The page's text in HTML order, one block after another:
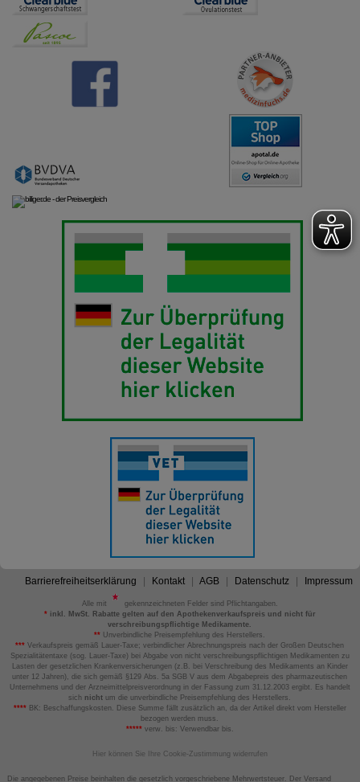
Barrierefreiheitserklärung Kontakt AGB Datenschutz Impressum
Alle mit
gekennzeichneten Felder sind Pflichtangaben.
*inkl. MwSt. Rabatte gelten auf den Apothekenverkaufspreis und nicht für
verschreibungspflichtige Medikamente.
** Unverbindliche Preisempfehlung des Herstellers.
*** Verkaufspreis gemäß Lauer-Taxe; verbindlicher Abrechnungspreis nach der Großen Deutschen
Spezialitätentaxe (sog. Lauer-Taxe) bei Abgabe von nicht verschreibungspflichtigen Medikamenten zu
Lasten der gesetzlichen Krankenversicherungen (z.B. bei Verschreibung des Medikaments an Kinder
unter 12 Jahren), die sich gemäß §129 Abs. 5a SGB V aus dem Abgabepreis des pharmazeutischen
Unternehmens und der Arzneimittelpreisverordnung in der Fassung zum 31.12.2003 ergibt. Es handelt
sich nicht um die unverbindliche Preisempfehlung des Herstellers.
****BK: Beschaffungskosten. Diese Summe fällt zusätzlich an, da der Artikel direkt vom Hersteller
bezogen werden muss.
*****verw. bis: Verwendbar bis.
Hier können Sie Ihre Cookie-Zustimmung widerrufen
Die angegebenen Preise beinhalten die gesetzlich vorgeschriebene Mehrwertsteuer. Der Versand